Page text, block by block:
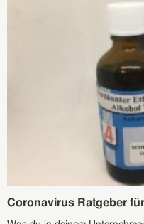
Coronavirus Ratgeber